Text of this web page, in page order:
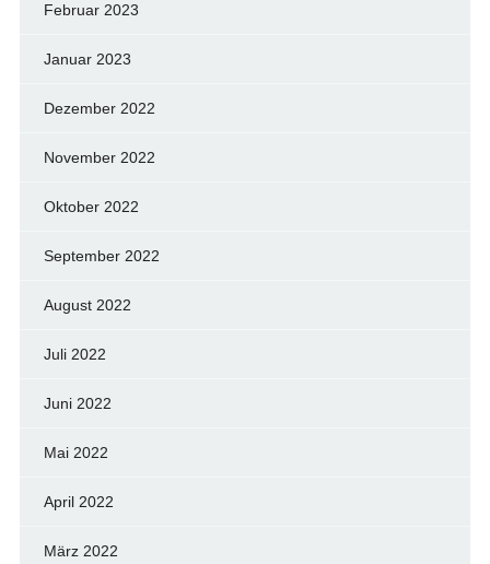
Februar 2023
Januar 2023
Dezember 2022
November 2022
Oktober 2022
September 2022
August 2022
Juli 2022
Juni 2022
Mai 2022
April 2022
März 2022